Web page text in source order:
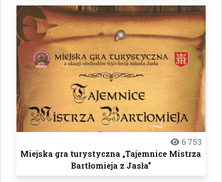
6 753
Miejska gra turystyczna „Tajemnice Mistrza
Bartłomieja z Jasła”